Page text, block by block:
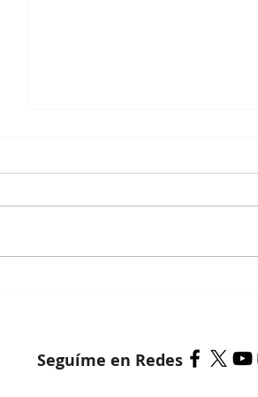
Seguíme en Redes